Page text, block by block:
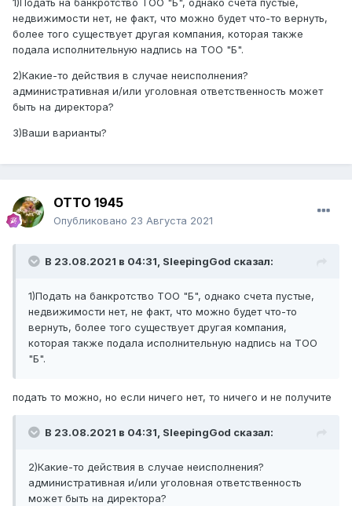
1)Подать на банкротство ТОО "Б", однако счета пустые,
недвижимости нет, не факт, что можно будет что-то вернуть,
более того существует другая компания, которая также
подала исполнительную надпись на ТОО "Б".
2)Какие-то действия в случае неисполнения?
административная и/или уголовная ответственность может
быть на директора?
3)Ваши варианты?
ОТТО 1945
Опубликовано 23 Августа 2021
В 23.08.2021 в 04:31, SleepingGod сказал:
1)Подать на банкротство ТОО "Б", однако счета пустые,
недвижимости нет, не факт, что можно будет что-то
вернуть, более того существует другая компания,
которая также подала исполнительную надпись на ТОО
"Б".
подать то можно, но если ничего нет, то ничего и не получите
В 23.08.2021 в 04:31, SleepingGod сказал:
2)Какие-то действия в случае неисполнения?
административная и/или уголовная ответственность
может быть на директора?